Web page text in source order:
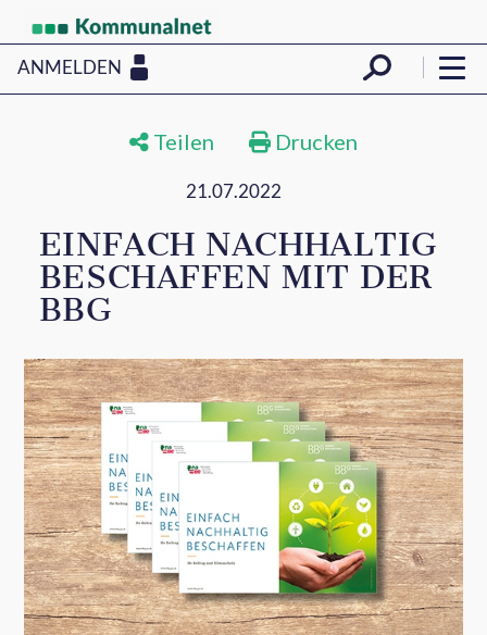
ANMELDEN
Teilen Drucken
21.07.2022
EINFACH NACHHALTIG
BESCHAFFEN MIT DER
BBG